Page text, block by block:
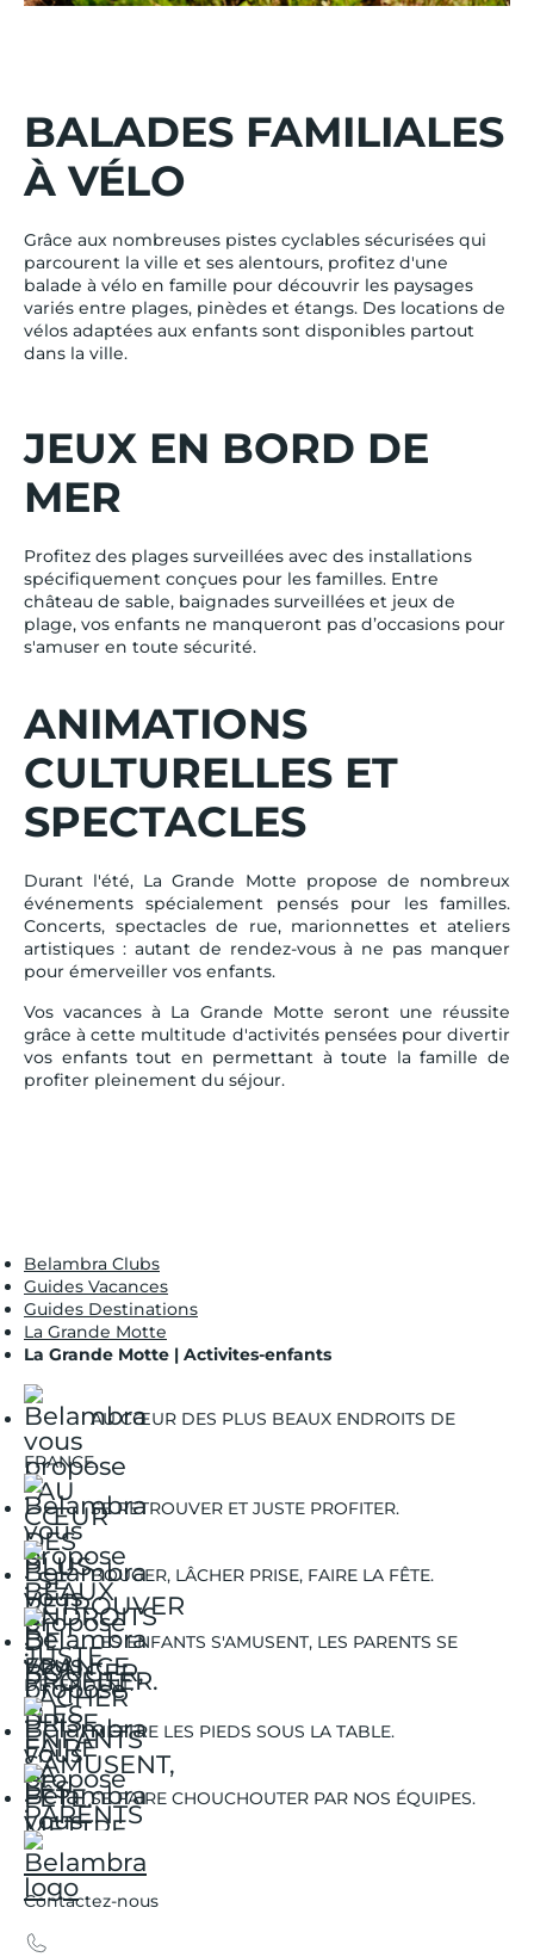
BALADES FAMILIALES
À VÉLO
Grâce aux nombreuses pistes cyclables sécurisées qui
parcourent la ville et ses alentours, profitez d'une
balade à vélo en famille pour découvrir les paysages
variés entre plages, pinèdes et étangs. Des locations de
vélos adaptées aux enfants sont disponibles partout
dans la ville.
JEUX EN BORD DE
MER
Profitez des plages surveillées avec des installations
spécifiquement conçues pour les familles. Entre
château de sable, baignades surveillées et jeux de
plage, vos enfants ne manqueront pas d’occasions pour
s'amuser en toute sécurité.
ANIMATIONS
CULTURELLES ET
SPECTACLES
Durant l'été, La Grande Motte propose de nombreux
événements spécialement pensés pour les familles.
Concerts, spectacles de rue, marionnettes et ateliers
artistiques : autant de rendez-vous à ne pas manquer
pour émerveiller vos enfants.
Vos vacances à La Grande Motte seront une réussite
grâce à cette multitude d'activités pensées pour divertir
vos enfants tout en permettant à toute la famille de
profiter pleinement du séjour.
Belambra Clubs
Guides Vacances
Guides Destinations
La Grande Motte
La Grande Motte | Activites-enfants
AU CŒUR DES PLUS BEAUX ENDROITS DE
FRANCE.
SE RETROUVER ET JUSTE PROFITER.
BOUGER, LÂCHER PRISE, FAIRE LA FÊTE.
LES ENFANTS S'AMUSENT, LES PARENTS SE
DÉTENDENT.
METTRE LES PIEDS SOUS LA TABLE.
SE FAIRE CHOUCHOUTER PAR NOS ÉQUIPES.
Contactez-nous